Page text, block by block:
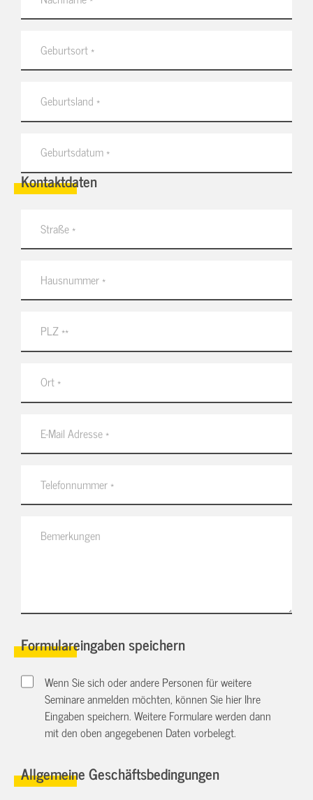
Kontaktdaten
Formulareingaben speichern
Wenn Sie sich oder andere Personen für weitere
Seminare anmelden möchten, können Sie hier Ihre
Eingaben speichern. Weitere Formulare werden dann
mit den oben angegebenen Daten vorbelegt.
Allgemeine Geschäftsbedingungen